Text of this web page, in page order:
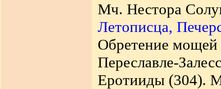
Мч. Нестора
Летописца,
Обретение мощей
Переславле-
Еротииды (304).